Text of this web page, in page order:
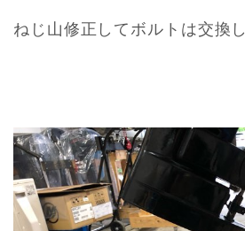
ねじ山修正してボルトは交換し